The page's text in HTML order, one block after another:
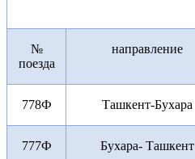
№
поезда
направление
778Ф Ташкент-Бухара
777Ф Бухара- Ташкент